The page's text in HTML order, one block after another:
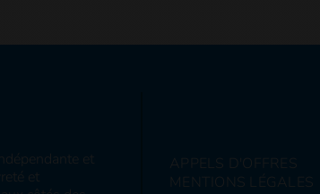
et
et
APPELS D'OFFRES
MENTIONS LÉGALES